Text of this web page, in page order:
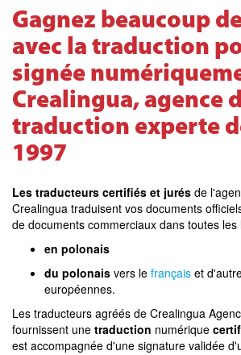
Gagnez beaucoup
avec la traduction
signée
Crealingua, agence
traduction experte
1997
Les traducteurs certifiés et jurés de
Crealingua traduisent vos documents
de documents commerciaux dans toutes les
en polonais
du polonais vers le français et
européennes.
Les traducteurs agréés de Crealingua
fournissent une traduction numérique
est accompagnée d'une signature validée